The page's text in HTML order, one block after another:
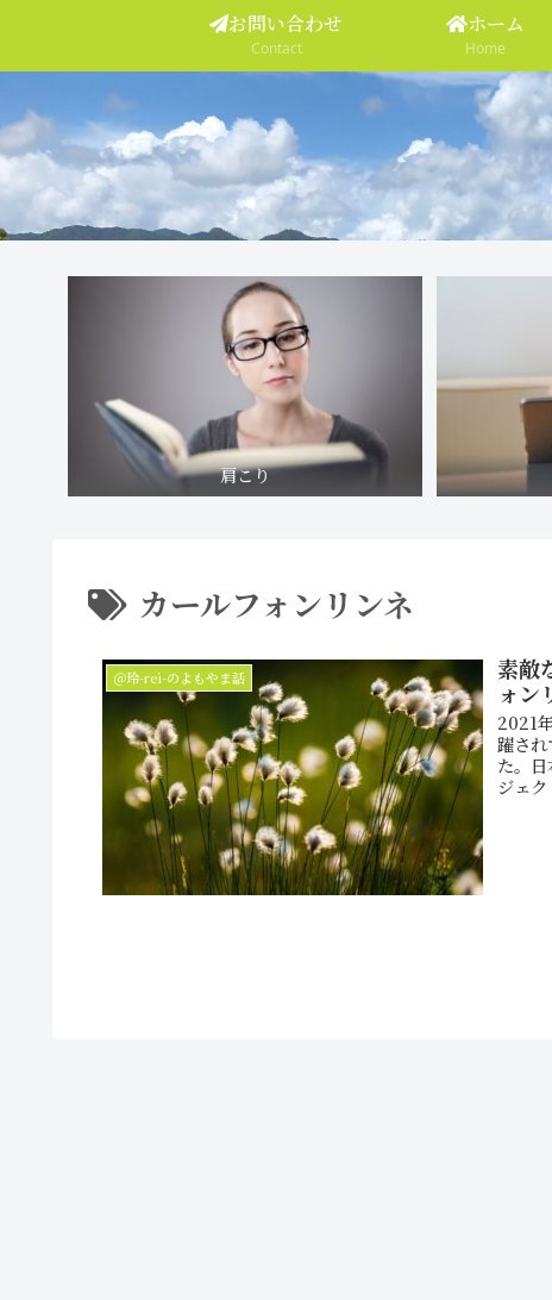
お問い合わせ
Contact
ホーム
Home
肩こり
カールフォンリンネ
＠玲-rei-のよもやま話
素敵
ォン
2021
躍さ
た。
ジェ